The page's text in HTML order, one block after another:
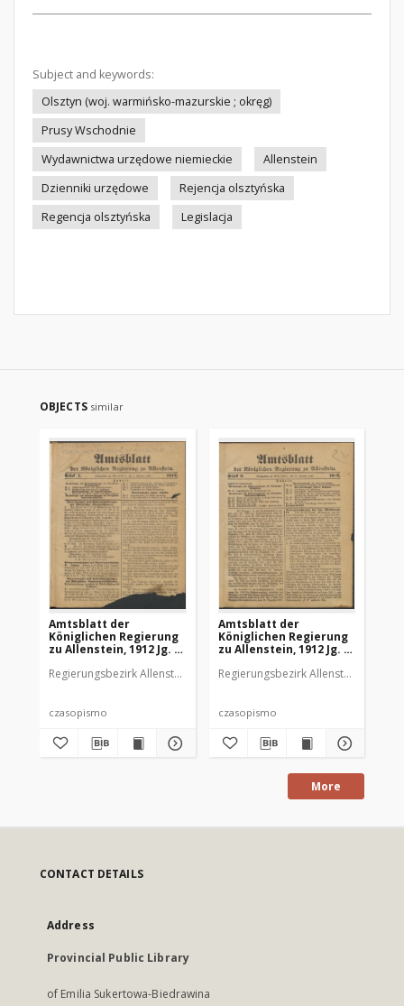
Subject and keywords:
Olsztyn (woj. warmińsko-mazurskie ; okręg)
Prusy Wschodnie
Wydawnictwa urzędowe niemieckie
Allenstein
Dzienniki urzędowe
Rejencja olsztyńska
Regencja olsztyńska
Legislacja
OBJECTS similar
Amtsblatt der
Königlichen Regierung
zu Allenstein, 1912 Jg. 8,
Regierungsbezirk Allenstein
czasopismo
Amtsblatt der
Königlichen Regierung
zu Allenstein, 1912 Jg. 8,
Regierungsbezirk Allenstein
czasopismo
More
CONTACT DETAILS
Address
Provincial Public Library
of Emilia Sukertowa-Biedrawina